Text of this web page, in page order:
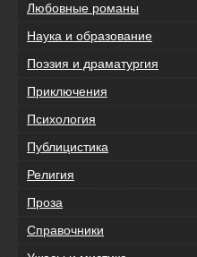
Любовные романы
Наука и образование
Поэзия и драматургия
Приключения
Психология
Публицистика
Религия
Проза
Справочники